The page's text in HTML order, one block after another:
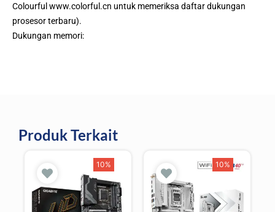
Colourful www.colorful.cn untuk memeriksa daftar dukungan
prosesor terbaru).
Dukungan memori:
Produk Terkait
10% 10%